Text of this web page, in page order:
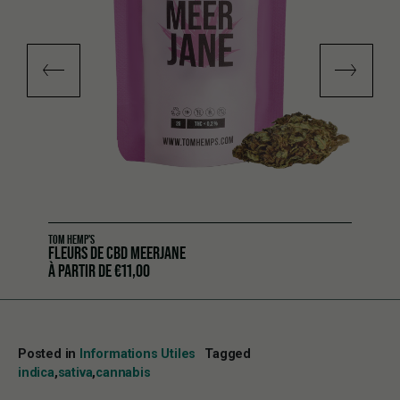
TOM HEMP'S
FLEURS DE CBD MEERJANE
À PARTIR DE€11,00
Posted in Informations Utiles
Tagged
indica,sativa,cannabis